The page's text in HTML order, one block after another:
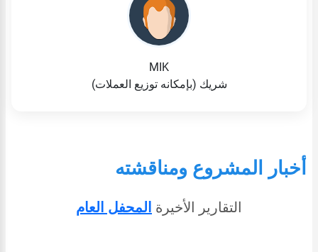
MIK
شريك (بإمكانه توزيع العملات)
أخبار المشروع ومناقشته
التقارير الأخيرة المحفل العام